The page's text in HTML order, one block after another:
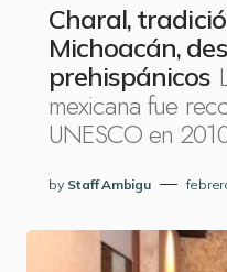
Charal,
Michoacán,
prehispánicos
mexicana fue
UNESCO en
by Staff Ambigu